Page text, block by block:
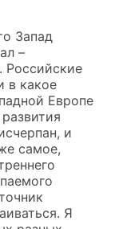
Запад
–
Российские
в какое
Европе
и
самое,
Я